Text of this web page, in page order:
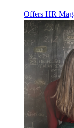
Offers HR